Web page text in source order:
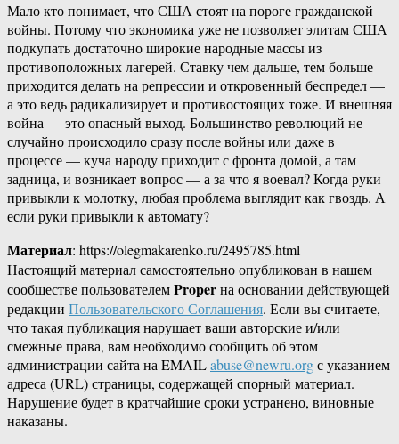
Мало кто понимает, что США стоят на пороге гражданской
войны. Потому что экономика уже не позволяет элитам США
подкупать достаточно широкие народные массы из
противоположных лагерей. Ставку чем дальше, тем больше
приходится делать на репрессии и откровенный беспредел —
а это ведь радикализирует и противостоящих тоже. И внешняя
война — это опасный выход. Большинство революций не
случайно происходило сразу после войны или даже в
процессе — куча народу приходит с фронта домой, а там
задница, и возникает вопрос — а за что я воевал? Когда руки
привыкли к молотку, любая проблема выглядит как гвоздь. А
если руки привыкли к автомату?
Материал: https://olegmakarenko.ru/2495785.html
Настоящий материал самостоятельно опубликован в нашем
сообществе пользователемProperна основании действующей
редакции Пользовательского Соглашения. Если вы считаете,
что такая публикация нарушает ваши авторские и/или
смежные права, вам необходимо сообщить об этом
администрации сайта на EMAILabuse@newru.orgс указанием
адреса (URL) страницы, содержащей спорный материал.
Нарушение будет в кратчайшие сроки устранено, виновные
наказаны.